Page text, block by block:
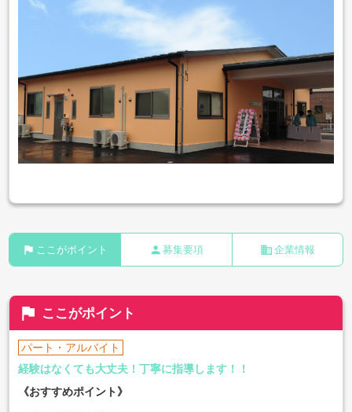
flag ここがポイント person 募集要項 business 企業情報
flag ここがポイント
パート・アルバイト
経験はなくても大丈夫！丁寧に指導します！！
《おすすめポイント》